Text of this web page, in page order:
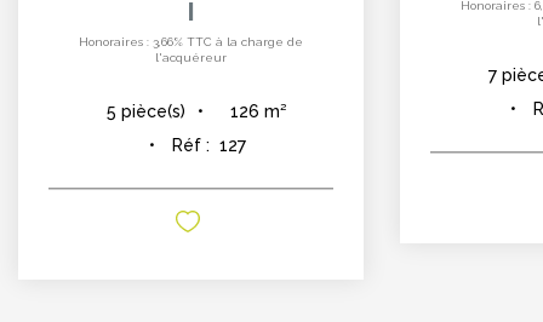
Honoraires : 3,66% TTC à la charge de
l'acquéreur
5 pièce(s) 126 m²
Réf : 127
Honoraires :
7